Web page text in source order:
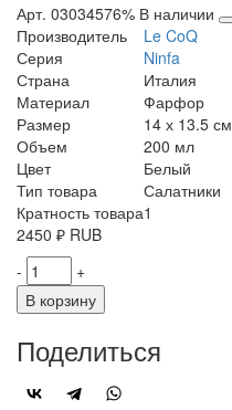
Арт. 03034576% В наличии
Производитель
Le CoQ
Серия
Ninfa
Страна
Италия
Материал
Фарфор
Размер
14 х 13.5 см
Объем
200 мл
Цвет
Белый
Тип товара
Салатники
Кратность товара1
2450 ₽ RUB
-
+
В корзину
Поделиться